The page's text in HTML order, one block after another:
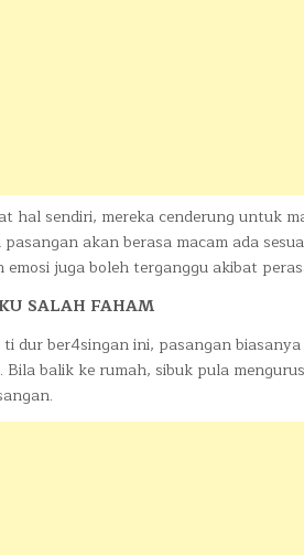
hal sendiri, mereka cenderung untuk
akan berasa macam ada
emosi juga boleh terganggu akibat
SALAH FAHAM
dur ber4singan ini, pasangan
Bila balik ke rumah, sibuk pula